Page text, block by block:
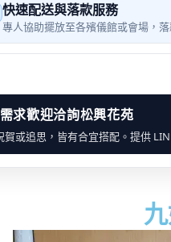
快速配送與落款服務
專人協助擺放至各殯儀館或會場，
求歡迎洽詢松興花苑
賀或追思，皆有合宜搭配。提供